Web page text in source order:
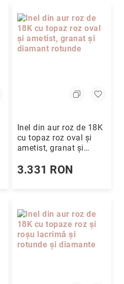
Inel din aur roz de 18K
cu topaz roz oval și
ametist, granat și
3.331 RON